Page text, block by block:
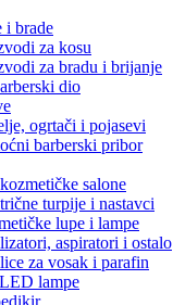
i brade
za kosu
za bradu i brijanje
dio
ogrtači i pojasevi
barberski pribor
salone
turpije i nastavci
lupe i lampe
aspiratori i ostalo
za vosak i parafin
lampe